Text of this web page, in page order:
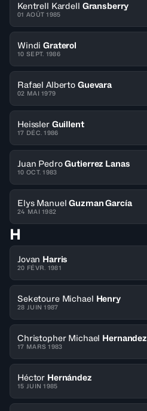
Kentrell Kardell Gransberry
01 AOÛT 1985
Windi Graterol
10 SEPT. 1986
Rafael Alberto Guevara
02 MAI 1979
Heissler Guillent
17 DÉC. 1986
Juan Pedro Gutierrez Lanas
10 OCT. 1983
Elys Manuel Guzman García
24 MAI 1982
H
Jovan Harris
20 FÉVR. 1981
Seketoure Michael Henry
28 JUIN 1987
Christopher Michael Hernandez
17 MARS 1983
Héctor Hernández
15 JUIN 1985